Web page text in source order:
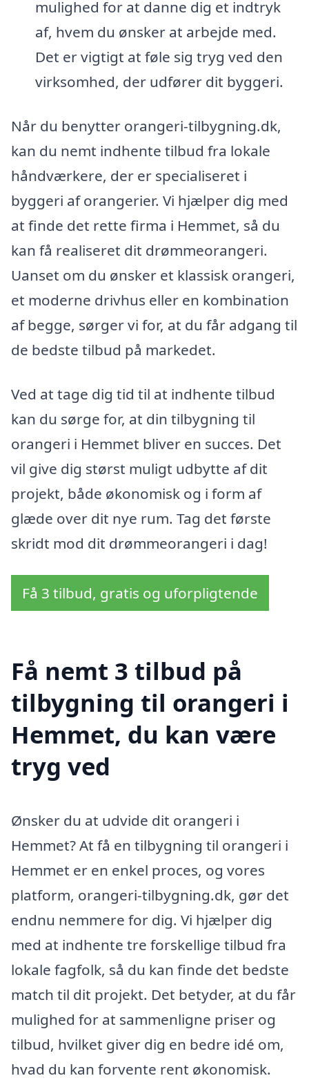
mulighed for at danne dig et indtryk
af, hvem du ønsker at arbejde med.
Det er vigtigt at føle sig tryg ved den
virksomhed, der udfører dit byggeri.
Når du benytter orangeri-tilbygning.dk,
kan du nemt indhente tilbud fra lokale
håndværkere, der er specialiseret i
byggeri af orangerier. Vi hjælper dig med
at finde det rette firma i Hemmet, så du
kan få realiseret dit drømmeorangeri.
Uanset om du ønsker et klassisk orangeri,
et moderne drivhus eller en kombination
af begge, sørger vi for, at du får adgang til
de bedste tilbud på markedet.
Ved at tage dig tid til at indhente tilbud
kan du sørge for, at din tilbygning til
orangeri i Hemmet bliver en succes. Det
vil give dig størst muligt udbytte af dit
projekt, både økonomisk og i form af
glæde over dit nye rum. Tag det første
skridt mod dit drømmeorangeri i dag!
Få 3 tilbud, gratis og uforpligtende
Få nemt 3 tilbud på
tilbygning til orangeri i
Hemmet, du kan være
tryg ved
Ønsker du at udvide dit orangeri i
Hemmet? At få en tilbygning til orangeri i
Hemmet er en enkel proces, og vores
platform, orangeri-tilbygning.dk, gør det
endnu nemmere for dig. Vi hjælper dig
med at indhente tre forskellige tilbud fra
lokale fagfolk, så du kan finde det bedste
match til dit projekt. Det betyder, at du får
mulighed for at sammenligne priser og
tilbud, hvilket giver dig en bedre idé om,
hvad du kan forvente rent økonomisk.